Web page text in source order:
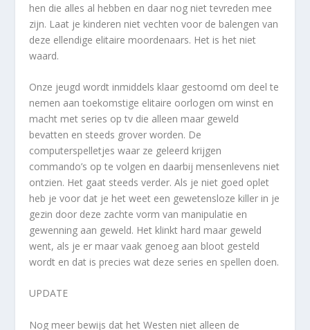
hen die alles al hebben en daar nog niet tevreden mee
zijn. Laat je kinderen niet vechten voor de balengen van
deze ellendige elitaire moordenaars. Het is het niet
waard.
Onze jeugd wordt inmiddels klaar gestoomd om deel te
nemen aan toekomstige elitaire oorlogen om winst en
macht met series op tv die alleen maar geweld
bevatten en steeds grover worden. De
computerspelletjes waar ze geleerd krijgen
commando’s op te volgen en daarbij mensenlevens niet
ontzien. Het gaat steeds verder. Als je niet goed oplet
heb je voor dat je het weet een gewetensloze killer in je
gezin door deze zachte vorm van manipulatie en
gewenning aan geweld. Het klinkt hard maar geweld
went, als je er maar vaak genoeg aan bloot gesteld
wordt en dat is precies wat deze series en spellen doen.
UPDATE
Nog meer bewijs dat het Westen niet alleen de